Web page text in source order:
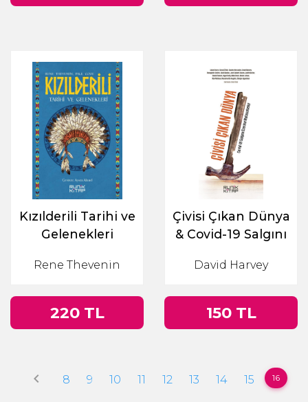
Kızılderili Tarihi ve
Gelenekleri
Rene Thevenin
220 TL
Çivisi Çıkan Dünya
& Covid-19 Salgını
Muhasebeler
David Harvey
150 TL
keyboard_arrow_left 8 9 10 11 12 13 14 15 16